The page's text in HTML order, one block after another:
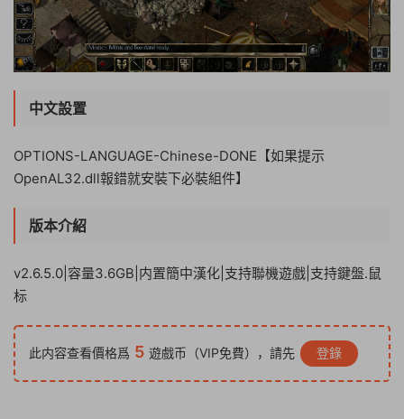
中文設置
OPTIONS-LANGUAGE-Chinese-DONE【如果提示
OpenAL32.dll報錯就安裝下必裝組件】
版本介紹
v2.6.5.0|容量3.6GB|内置簡中漢化|支持聯機遊戲|支持鍵盤.鼠
标
此内容查看價格爲 5 遊戲币（VIP免費），請先 登錄